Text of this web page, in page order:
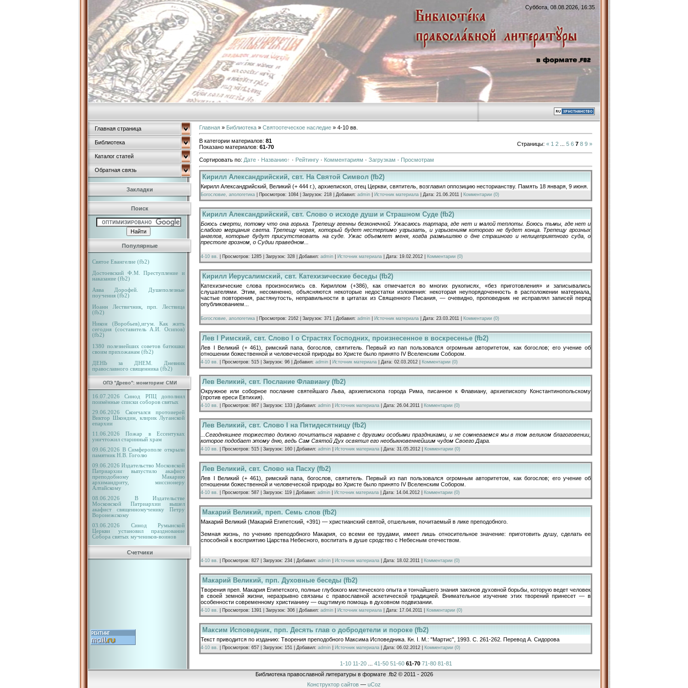
Суббота, 08.08.2026, 16:35
Главная страница
Библиотека
Каталог статей
Обратная связь
Закладки
Поиск
Популярные
Святое Евангелие (fb2)
Достоевский Ф.М. Преступление и
наказание (fb2)
Авва Дорофей. Душеполезные
поучения (fb2)
Иоанн Лествичник, прп. Лествица
(fb2)
Никон (Воробьев),игум. Как жить
сегодня (составитель А.И. Осипов)
(fb2)
1380 полезнейших советов батюшки
своим прихожанам (fb2)
ДЕНЬ за ДНЕМ. Дневник
православного священника (fb2)
ОПЭ "Древо": мониторинг СМИ
16.07.2026 Синод РПЦ дополнил
поимённые списки соборов святых
29.06.2026 Скончался протоиерей
Виктор Шкондин, клирик Луганской
епархии
11.06.2026 Пожар в Ессентуках
уничтожил старинный храм
09.06.2026 В Симферополе открыли
памятник Н.В. Гоголю
09.06.2026 Издательство Московской
Патриархии выпустило акафист
преподобному Макарию
архимандриту, миссионеру
Алтайскому
08.06.2026 В Издательстве
Московской Патриархии вышел
акафист священномученику Петру
Воронежскому
03.06.2026 Синод Румынской
Церкви установил празднование
Собора святых мучеников-воинов
Счетчики
Главная » Библиотека » Святоотеческое наследие » 4-10 вв.
В категории материалов: 81
Показано материалов: 61-70 Страницы: « 1 2 5 6 7 8 9 »
Сортировать по: Дате · Названию · Рейтингу · Комментариям · Загрузкам · Просмотрам
Кирилл Александрийский, свт. На Святой Символ (fb2)
Кирилл Александрийский, Великий (+ 444 г.), архиепископ, отец Церкви, святитель, возглавил оппозицию несторианству. Память 18 января, 9 июня.
Богословие, апологетика | Просмотров: 1084 | Загрузок: 218 | Добавил: admin Источник материала | Дата: 21.06.2011 Комментарии (0)
Кирилл Александрийский, свт. Слово о исходе души и Страшном Суде (fb2)
Боюсь смерти, потому что она горька. Трепещу геенны безконечной. Ужасаюсь тартара, где нет и малой теплоты. Боюсь тьмы, где нет и
слабого мерцания света. Трепещу червя, который будет нестерпимо угрызать, и угрызениям которого не будет конца. Трепещу грозных
ангелов, которые будут присутствовать на суде. Ужас объемлет меня, когда размышляю о дне страшного и нелицеприятного суда, о
престоле грозном, о Судии праведном...
4-10 вв. | Просмотров: 1285 | Загрузок: 328 | Добавил: admin Источник материала | Дата: 19.02.2012 Комментарии (0)
Кирилл Иерусалимский, свт. Катехизические беседы (fb2)
Катехизические слова произносились св. Кириллом (+386), как отмечается во многих рукописях, «без приготовления» и записывались
слушателями. Этим, несомненно, объясняются некоторые недостатки изложения: некоторая неупорядоченность в расположении материала,
частые повторения, растянутость, неправильности в цитатах из Священного Писания, — очевидно, проповедник не исправлял записей перед
опубликованием...
Богословие, апологетика | Просмотров: 2162 | Загрузок: 371 | Добавил: admin Источник материала | Дата: 23.03.2011 Комментарии (0)
Лев I Римский, свт. Слово I о Страстях Господних, произнесенное в воскресенье (fb2)
Лев I Великий (+ 461), римский папа, богослов, святитель. Первый из пап пользовался огромным авторитетом, как богослов; его учение об
отношении божественной и человеческой природы во Христе было принято IV Вселенским Собором.
4-10 вв. | Просмотров: 515 | Загрузок: 96 | Добавил: admin Источник материала | Дата: 02.03.2012 Комментарии (0)
Лев Великий, свт. Послание Флавиану (fb2)
Окружное или соборное послание святейшаго Льва, архиепископа города Рима, писанное к Флавиану, архиепископу Константинопольскому
(против ереси Евтихия).
4-10 вв. | Просмотров: 867 | Загрузок: 133 | Добавил: admin Источник материала | Дата: 26.04.2011 Комментарии (0)
Лев Великий, свт. Слово I на Пятидесятницу (fb2)
...Сегодняшнее торжество должно почитаться наравне с другими особыми праздниками, и не сомневаемся мы в том великом благоговении,
которое подобает этому дню, ведь Cам Святой Дух освятил его необыкновеннейшим чудом Cвоего Дара.
4-10 вв. | Просмотров: 515 | Загрузок: 160 | Добавил: admin Источник материала | Дата: 31.05.2012 Комментарии (0)
Лев Великий, свт. Слово на Пасху (fb2)
Лев I Великий (+ 461), римский папа, богослов, святитель. Первый из пап пользовался огромным авторитетом, как богослов; его учение об
отношении божественной и человеческой природы во Христе было принято IV Вселенским Собором.
4-10 вв. | Просмотров: 587 | Загрузок: 119 | Добавил: admin Источник материала | Дата: 14.04.2012 Комментарии (0)
Макарий Великий, преп. Семь слов (fb2)
Макарий Великий (Макарий Египетский, +391) — христианский святой, отшельник, почитаемый в лике преподобного.
Земная жизнь, по учению преподобного Макария, со всеми ее трудами, имеет лишь относительное значение: приготовить душу, сделать ее
способной к восприятию Царства Небесного, воспитать в душе сродство с Небесным отечеством.
4-10 вв. | Просмотров: 827 | Загрузок: 234 | Добавил: admin Источник материала | Дата: 18.02.2011 Комментарии (0)
Макарий Великий, прп. Духовные беседы (fb2)
Творения преп. Макария Египетского, полные глубокого мистического опыта и тончайшего знания законов духовной борьбы, которую ведет человек
в своей земной жизни, неразрывно связаны с православной аскетической традицией. Внимательное изучение этих творений принесет — в
особенности современному христианину — ощутимую помощь в духовном подвизании.
4-10 вв. | Просмотров: 1391 | Загрузок: 306 | Добавил: admin Источник материала | Дата: 17.04.2011 Комментарии (0)
Максим Исповедник, прп. Десять глав о добродетели и пороке (fb2)
Текст приводится по изданию: Творения преподобного Максима Исповедника. Кн. I. М.: "Мартис", 1993. С. 261-262. Перевод А. Сидорова
4-10 вв. | Просмотров: 657 | Загрузок: 151 | Добавил: admin Источник материала | Дата: 06.02.2012 Комментарии (0)
1-10 11-20 41-50 51-60 61-70 71-80 81-81
Библиотека православной литературы в формате .fb2 © 2011 - 2026
Конструктор сайтов — uCoz